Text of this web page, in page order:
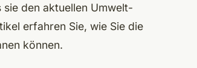
den aktuellen Umwelt-
erfahren Sie, wie Sie die
können.